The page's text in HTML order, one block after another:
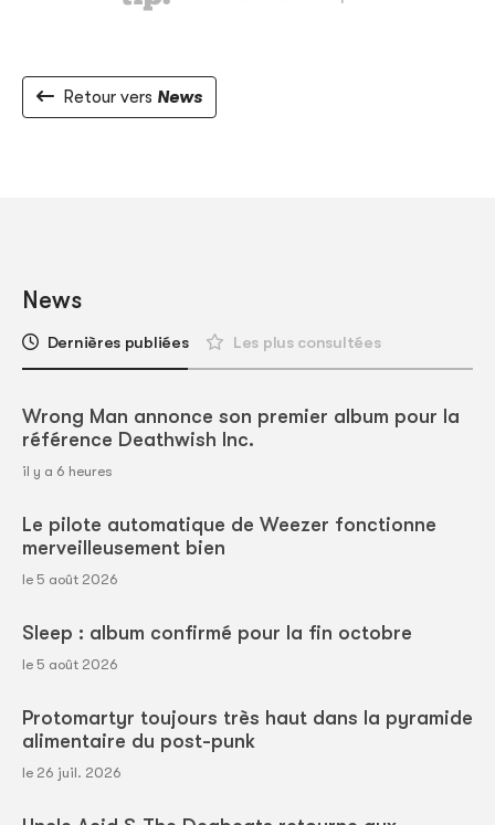
Retour vers News
News
Dernières publiées Les plus consultées
Wrong Man annonce son premier album pour la
référence Deathwish Inc.
il y a 6 heures
Le pilote automatique de Weezer fonctionne
merveilleusement bien
le 5 août 2026
Sleep : album confirmé pour la fin octobre
le 5 août 2026
Protomartyr toujours très haut dans la pyramide
alimentaire du post-punk
le 26 juil. 2026